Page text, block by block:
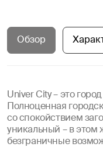
Обзор
Univer City – это
Полноценная
со спокойствием
уникальный – в этом
безграничные